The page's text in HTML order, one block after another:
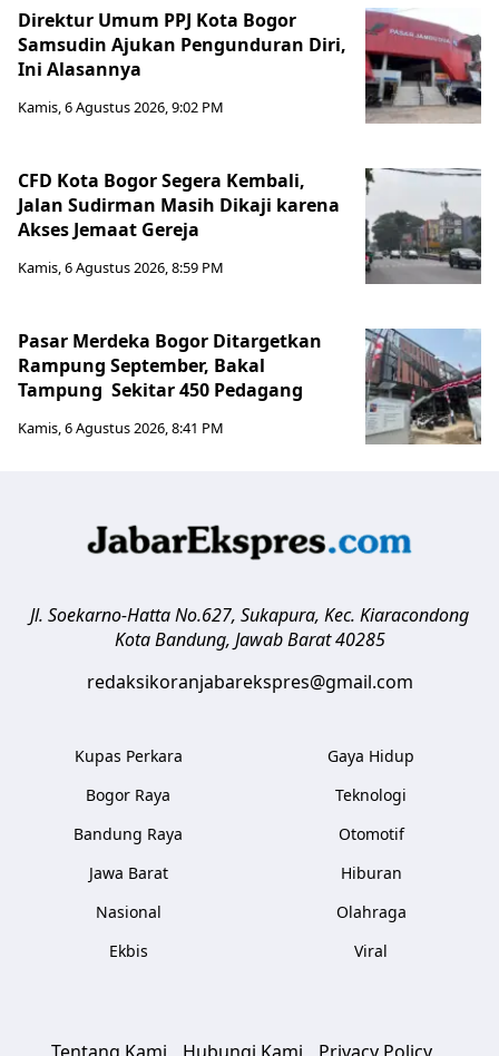
Direktur Umum PPJ Kota Bogor
Samsudin Ajukan Pengunduran Diri,
Ini Alasannya
Kamis, 6 Agustus 2026, 9:02 PM
CFD Kota Bogor Segera Kembali,
Jalan Sudirman Masih Dikaji karena
Akses Jemaat Gereja
Kamis, 6 Agustus 2026, 8:59 PM
Pasar Merdeka Bogor Ditargetkan
Rampung September, Bakal
Tampung Sekitar 450 Pedagang
Kamis, 6 Agustus 2026, 8:41 PM
Jl. Soekarno-Hatta No.627, Sukapura, Kec. Kiaracondong
Kota Bandung, Jawab Barat 40285
redaksikoranjabarekspres@gmail.com
Kupas Perkara
Bogor Raya
Bandung Raya
Jawa Barat
Nasional
Ekbis
Gaya Hidup
Teknologi
Otomotif
Hiburan
Olahraga
Viral